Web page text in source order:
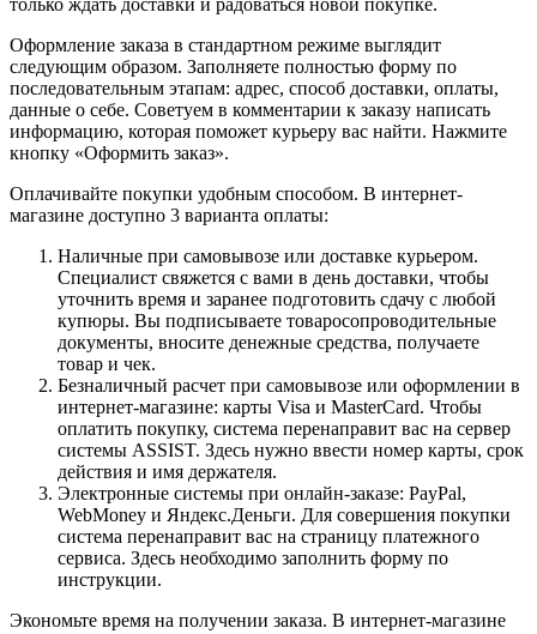
Оформление заказа в стандартном режиме выглядит
следующим образом. Заполняете полностью форму по
последовательным этапам: адрес, способ доставки, оплаты,
данные о себе. Советуем в комментарии к заказу написать
информацию, которая поможет курьеру вас найти. Нажмите
кнопку «Оформить заказ».
Оплачивайте покупки удобным способом. В интернет-
магазине доступно 3 варианта оплаты:
Наличные при самовывозе или доставке курьером.
Специалист свяжется с вами в день доставки, чтобы
уточнить время и заранее подготовить сдачу с любой
купюры. Вы подписываете товаросопроводительные
документы, вносите денежные средства, получаете
товар и чек.
Безналичный расчет при самовывозе или оформлении в
интернет-магазине: карты Visa и MasterCard. Чтобы
оплатить покупку, система перенаправит вас на сервер
системы ASSIST. Здесь нужно ввести номер карты, срок
действия и имя держателя.
Электронные системы при онлайн-заказе: PayPal,
WebMoney и Яндекс.Деньги. Для совершения покупки
система перенаправит вас на страницу платежного
сервиса. Здесь необходимо заполнить форму по
инструкции.
Экономьте время на получении заказа. В интернет-магазине